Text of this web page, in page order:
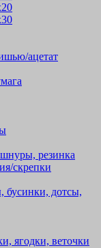
ацетат
резинка
скрепки
дотсы,
ягодки, веточки